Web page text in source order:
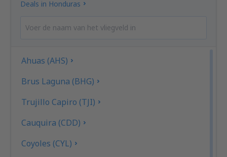
Deals in Honduras
Ahuas (AHS)
Brus Laguna (BHG)
Trujillo Capiro (TJI)
Cauquira (CDD)
Coyoles (CYL)